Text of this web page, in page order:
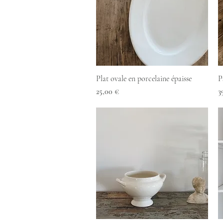
Aperçu rapide
Plat ovale en porcelaine épaisse
Prix
25,00 €